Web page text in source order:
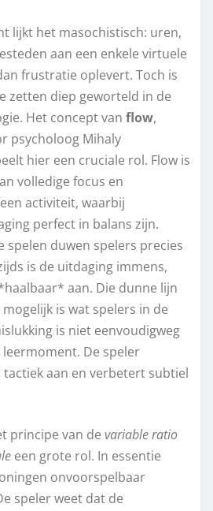
lijkt het masochistisch: uren,
aan een enkele virtuele
frustratie oplevert. Toch is
zetten diep geworteld in de
Het concept van flow,
psycholoog Mihaly
hier een cruciale rol. Flow is
volledige focus en
activiteit, waarbij
perfect in balans zijn.
spelen duwen spelers precies
is de uitdaging immens,
aan. Die dunne lijn
is wat spelers in de
is niet eenvoudigweg
De speler
aan en verbetert subtiel
principe van de variable ratio
een grote rol. In essentie
onvoorspelbaar
speler weet dat de